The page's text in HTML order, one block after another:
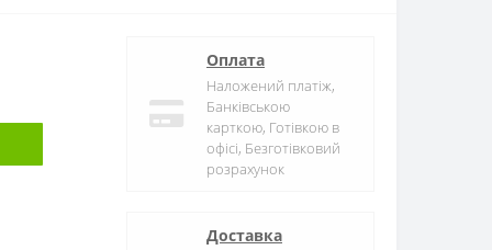
Оплата
Наложений платіж,
Банківською
карткою, Готівкою в
офісі, Безготівковий
розрахунок
Доставка